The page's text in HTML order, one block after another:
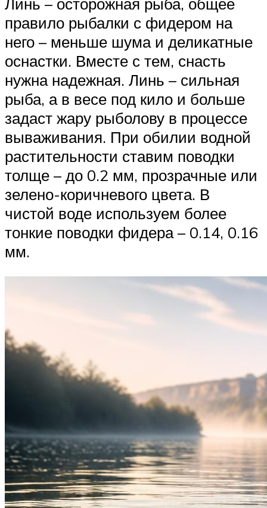
правило рыбалки с фидером на
него – меньше шума и деликатные
оснастки. Вместе с тем, снасть
нужна надежная. Линь – сильная
рыба, а в весе под кило и больше
задаст жару рыболову в процессе
вываживания. При обилии водной
растительности ставим поводки
толще – до 0.2 мм, прозрачные или
зелено-коричневого цвета. В
чистой воде используем более
тонкие поводки фидера – 0.14, 0.16
мм.